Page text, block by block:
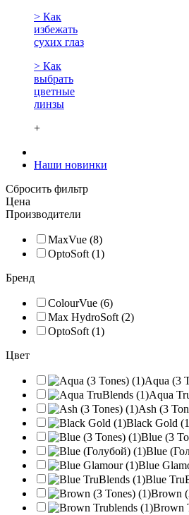
> Как
избежать
сухих глаз
> Как
выбрать
цветные
линзы
+
Наши новинки
Сбросить фильтр
Цена
Производители
MaxVue (8)
OptoSoft (1)
Бренд
ColourVue (6)
Max HydroSoft (2)
OptoSoft (1)
Цвет
Aqua (3
Aqua
Ash (3
Black Gold
Blue (3
Blue
Blue
Blue
Brown
Brown